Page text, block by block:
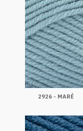
2926 - MARÉ